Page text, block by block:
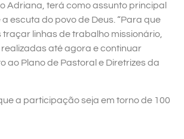
Adriana, terá como assunto principal
escuta do povo de Deus. “Para que
traçar linhas de trabalho missionário,
até agora e continuar
ao Plano de Pastoral e Diretrizes da
a participação seja em torno de 100